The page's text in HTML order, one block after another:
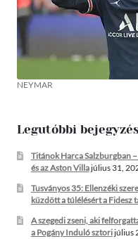
NEYMAR
Legutóbbi
Titánok Harca Salzburgban
és az Aston Villajúlius 31,
Tusványos 35: Ellenzéki
küzdött a túlélésért a Fidesz
A szegedi zseni, aki
a Pogány Induló sztorijúlius